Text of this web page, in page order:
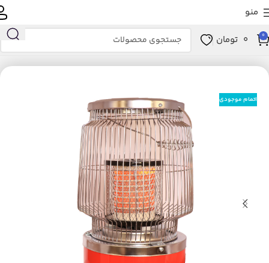
منو
0
0 تومان
خانه لوازم خانگی برقی تهویه، سرمایش و گرمایش
اتمام موجودی